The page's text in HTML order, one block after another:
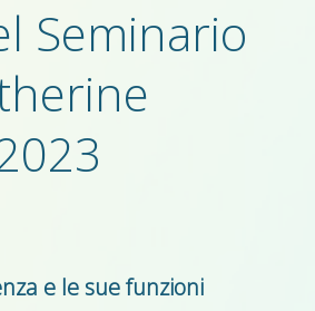
Seminario
e le sue funzioni